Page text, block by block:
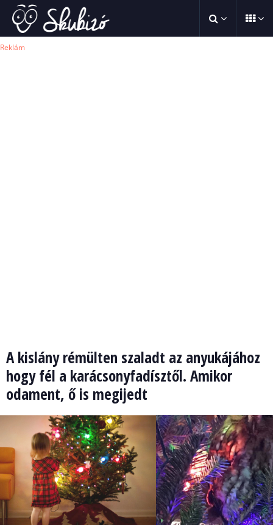
Reklám
A kislány rémülten szaladt az anyukájához
hogy fél a karácsonyfadísztől. Amikor
odament, ő is megijedt